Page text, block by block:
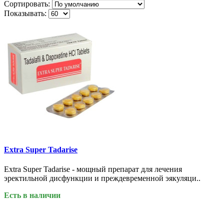
Сортировать:
Показывать:
Extra Super Tadarise
Extra Super Tadarise - мощный препарат для лечения
эректильной дисфункции и преждевременной эякуляци..
Есть в наличии